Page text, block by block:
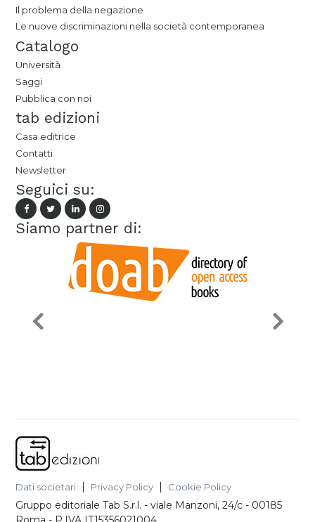
Il problema della negazione
Le nuove discriminazioni nella società contemporanea
Catalogo
Università
Saggi
Pubblica con noi
tab edizioni
Casa editrice
Contatti
Newsletter
Seguici su:
Siamo partner di:
Dati societari Privacy Policy Cookie Policy
Gruppo editoriale Tab S.r.l. -viale Manzoni, 24/c - 00185